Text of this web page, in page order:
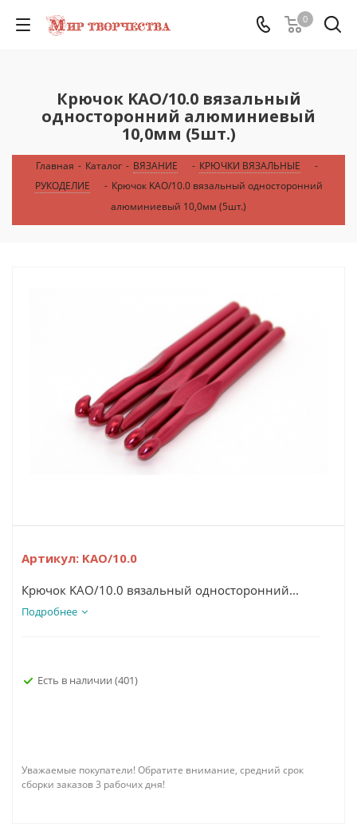
0
Крючок KAO/10.0 вязальный
односторонний алюминиевый
10,0мм (5шт.)
Главная - Каталог - ВЯЗАНИЕ - КРЮЧКИ ВЯЗАЛЬНЫЕ
-
РУКОДЕЛИЕ
- Крючок KAO/10.0 вязальный односторонний
алюминиевый 10,0мм (5шт.)
Артикул: KAO/10.0
Крючок KAO/10.0 вязальный односторонний...
Подробнее
Есть в наличии (401)
Уважаемые покупатели! Обратите внимание, средний срок
сборки заказов 3 рабочих дня!